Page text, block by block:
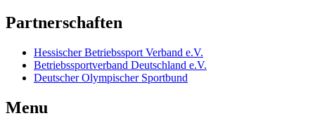
Partnerschaften
Hessischer Betriebssport Verband e.V.
Betriebssportverband Deutschland e.V.
Deutscher Olympischer Sportbund
Menu